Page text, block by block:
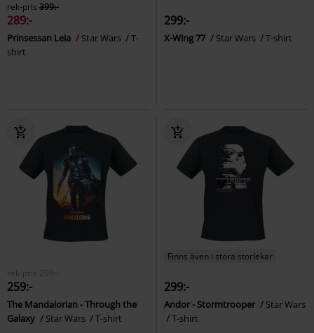
rek-pris 399:-
289:-
Prinsessan Leia Star Wars
T-
shirt
299:-
X-Wing 77 Star Wars T-shirt
rek-pris 299:-
259:-
The Mandalorian - Through the
Galaxy
Star Wars T-shirt
Finns även i stora storlekar
299:-
Andor - Stormtrooper
Star Wars
T-shirt